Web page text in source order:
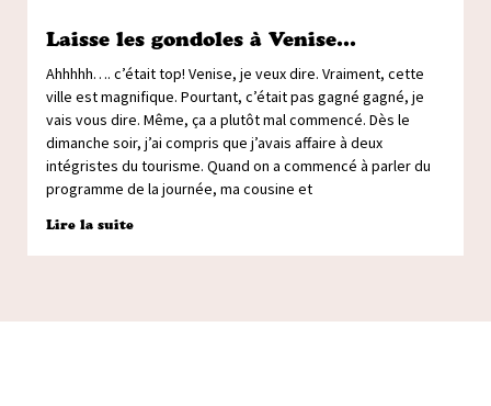
Laisse les gondoles à Venise…
Ahhhhh…. c’était top! Venise, je veux dire. Vraiment, cette
ville est magnifique. Pourtant, c’était pas gagné gagné, je
vais vous dire. Même, ça a plutôt mal commencé. Dès le
dimanche soir, j’ai compris que j’avais affaire à deux
intégristes du tourisme. Quand on a commencé à parler du
programme de la journée, ma cousine et
Lire la suite